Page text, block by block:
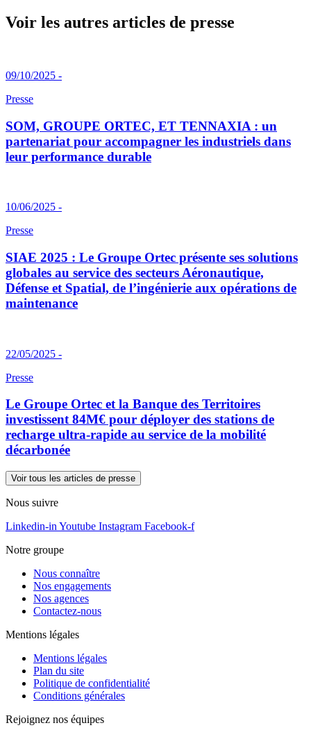
Voir les autres articles de presse
09/10/2025 -
Presse
SOM, GROUPE ORTEC, ET TENNAXIA : un
partenariat pour accompagner les industriels dans
leur performance durable
10/06/2025 -
Presse
SIAE 2025 : Le Groupe Ortec présente ses solutions
globales au service des secteurs Aéronautique,
Défense et Spatial, de l’ingénierie aux opérations de
maintenance
22/05/2025 -
Presse
Le Groupe Ortec et la Banque des Territoires
investissent 84M€ pour déployer des stations de
recharge ultra-rapide au service de la mobilité
décarbonée
Voir tous les articles de presse
Nous suivre
Linkedin-in Youtube Instagram Facebook-f
Notre groupe
Nous connaître
Nos engagements
Nos agences
Contactez-nous
Mentions légales
Mentions légales
Plan du site
Politique de confidentialité
Conditions générales
Rejoignez nos équipes